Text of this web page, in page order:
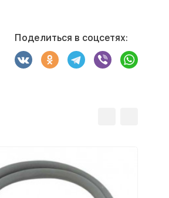
Поделиться в соцсетях: